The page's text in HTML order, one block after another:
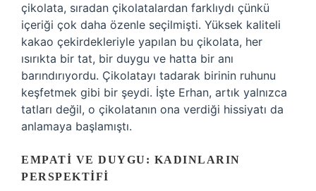
çikolata, sıradan çikolatalardan farklıydı çünkü
içeriği çok daha özenle seçilmişti. Yüksek kaliteli
kakao çekirdekleriyle yapılan bu çikolata, her
ısırıkta bir tat, bir duygu ve hatta bir anı
barındırıyordu. Çikolatayı tadarak birinin ruhunu
keşfetmek gibi bir şeydi. İşte Erhan, artık yalnızca
tatları değil, o çikolatanın ona verdiği hissiyatı da
anlamaya başlamıştı.
EMPATI VE DUYGU: KADINLARIN
PERSPEKTIFI